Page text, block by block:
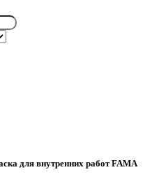
для внутренних работ FAMA